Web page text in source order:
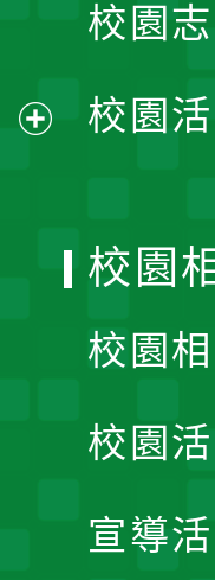
單
校園
校園
校園
校園
校園
宣導